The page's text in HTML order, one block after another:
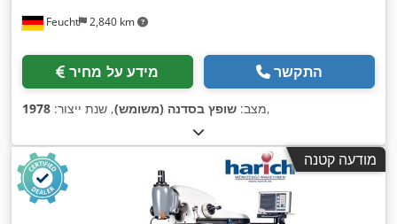
Feucht 2,840 km
מידע על מחיר התקשר
מצב: שופץ בסדנה (משומש), שנת ייצור: 1978 ,
מודעה קטנה